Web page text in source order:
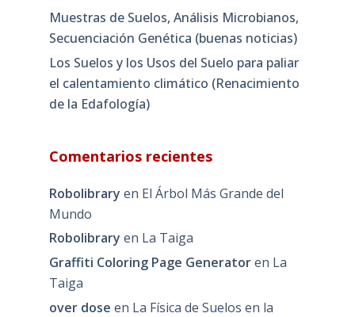
Muestras de Suelos, Análisis Microbianos,
Secuenciación Genética (buenas noticias)
Los Suelos y los Usos del Suelo para paliar
el calentamiento climático (Renacimiento
de la Edafología)
Comentarios recientes
Robolibrary en El Árbol Más Grande del
Mundo
Robolibrary en La Taiga
Graffiti Coloring Page Generatoren La
Taiga
over dose en La Física de Suelos en la